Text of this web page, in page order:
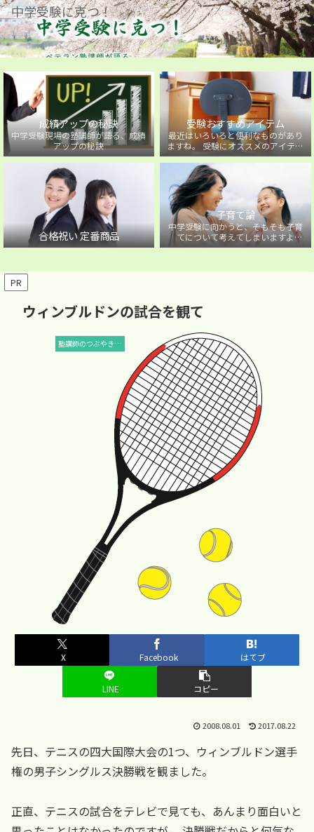
中学受験に克つ！
成績アップの秘訣
中学受験現場の塾講師が語る、成績
アップの秘訣
受験おすすめアイテム
最近はいろいろと便利なものがあり
ますね。 受験にオススメのアイテム
を紹介しています。
合格祝い 定番商品
子育て論
中学受験に向かうと、そもそも子育
てについて考えてしまいますよ
ね・・・。中学受験に向かうお子様
PR
ウィンブルドンの試合を観て
塾講師のつぶやき…
X Facebook はてブ
LINE コピー
2008.08.01 2017.08.22
先日、テニスの四大国際大会の1つ、ウィンブルドン選手
権の男子シングルス決勝戦を観ました。
正直、テニスの試合をテレビで見ても、あんまり面白いと